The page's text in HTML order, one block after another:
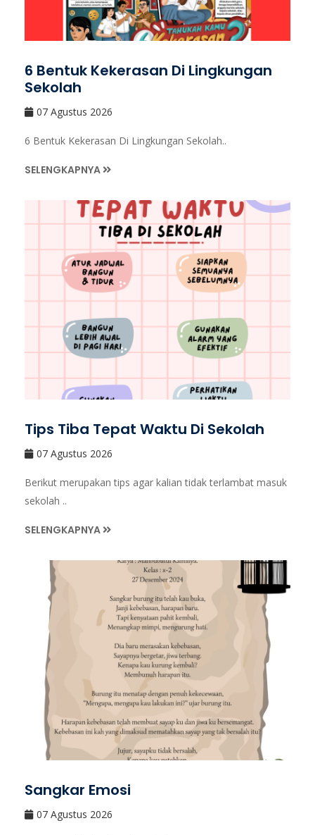
6 Bentuk Kekerasan Di Lingkungan
Sekolah
07 Agustus 2026
6 Bentuk Kekerasan Di Lingkungan Sekolah..
SELENGKAPNYA
Tips Tiba Tepat Waktu Di Sekolah
07 Agustus 2026
Berikut merupakan tips agar kalian tidak terlambat masuk
sekolah ..
SELENGKAPNYA
Sangkar Emosi
07 Agustus 2026